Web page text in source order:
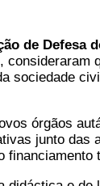
de Defesa
sociedade
órgãos
junto das
financiamento